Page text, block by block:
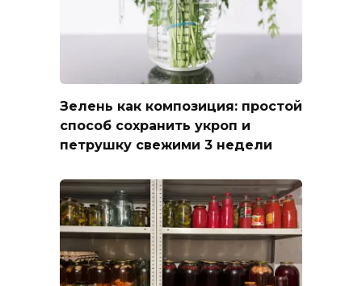
Зелень как композиция: простой
способ сохранить укроп и
петрушку свежими 3 недели